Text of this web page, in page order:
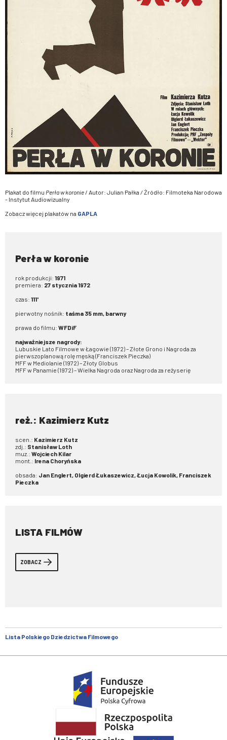
Plakat do filmu Perła w koronie/ Autor: Julian Pałka /Źródło: Filmoteka Narodowa
- Instytut Audiowizualny
Zobacz więcej plakatów na GAPLA
Perła w koronie
rok produkcji: 1971
premiera: 27 stycznia 1972
czas: 111'
pierwotny nośnik: taśma 35 mm, barwny
prawa do filmu: WFDiF
najważniejsze nagrody:
Lubuskie Lato Filmowe w Łagowie (1972) – Złote Grono i Nagroda za
pierwszoplanową rolę męską (Franciszek Pieczka)
MFF w Mediolanie (1972) – Złoty Globus
MFF w Panamie (1972) – Wielka Nagroda oraz Nagroda za reżyserię
reż.: Kazimierz Kutz
scen.: Kazimierz Kutz
zdj.: Stanisław Loth
muz.: Wojciech Kilar
mont.: Irena Choryńska
obsada: Jan Englert, Olgierd Łukaszewicz, Łucja Kowolik, Franciszek
Pieczka
LISTA FILMÓW
ZOBACZ
Lista Polskiego Dziedzictwa Filmowego